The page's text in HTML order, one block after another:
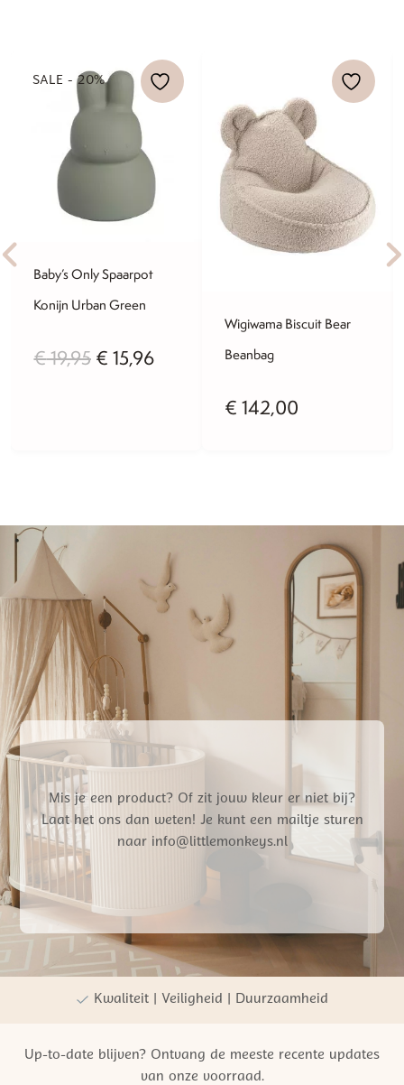
SALE - 20%
Baby’s Only Spaarpot
Konijn Urban Green
€19,95 Oorspronkelijke
€ 15,96Huidige
Wigiwama Biscuit Bear
Beanbag
€ 142,00
Mis je een product? Of zit jouw kleur er niet bij?
Laat het ons dan weten! Je kunt een mailtje sturen
naar info@littlemonkeys.nl
Gratis verzending vanaf €50,- NL
Persoonlijke winkelervaring
Kwaliteit | Veiligheid | Duurzaamheid
Up-to-date blijven? Ontvang de meeste recente updates
van onze voorraad.